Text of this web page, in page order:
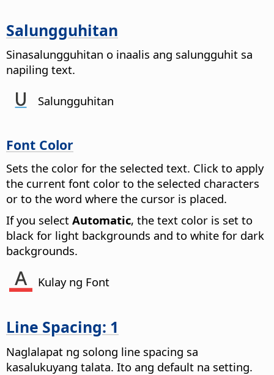
Salungguhitan
Sinasalungguhitan o inaalis ang salungguhit sa
napiling text.
Salungguhitan
Font Color
Sets the color for the selected text. Click to apply
the current font color to the selected characters
or to the word where the cursor is placed.
If you select Automatic, the text color is set to
black for light backgrounds and to white for dark
backgrounds.
Kulay ng Font
Line Spacing: 1
Naglalapat ng solong line spacing sa
kasalukuyang talata. Ito ang default na setting.